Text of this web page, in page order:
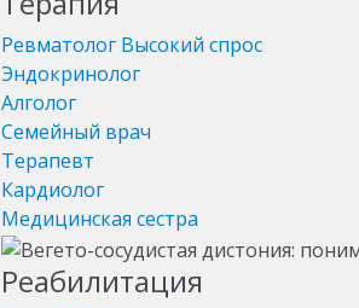
Ревматолог Высокий спрос
Эндокринолог
Алголог
Семейный врач
Терапевт
Кардиолог
Медицинская сестра
Реабилитация